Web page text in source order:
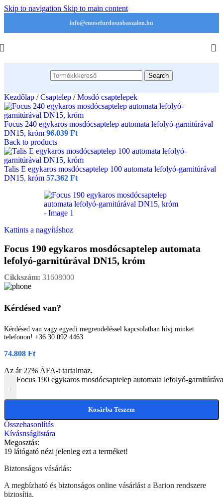
Skip to navigation Skip to main content
info@emesefurdoszobaszalon.hu
Search
Kezdőlap / Csaptelep / Mosdó csaptelepek
Focus 240 egykaros mosdócsaptelep automata lefolyó-garnitúrával
DN15, króm 96.039 Ft
Back to products
Talis E egykaros mosdócsaptelep 100 automata lefolyó-garnitúrával
DN15, króm 57.362 Ft
Kattints a nagyításhoz
Focus 190 egykaros mosdócsaptelep automata
lefolyó-garnitúrával DN15, króm
Cikkszám: 31608000
Kérdésed van?
Kérdésed van vagy egyedi megrendeléssel kapcsolatban hívj minket
telefonon! +36 30 092 4463
74.808 Ft
Az ár 27% ÁFA-t tartalmaz.
-
Focus 190 egykaros mosdócsaptelep automata lefolyó-
Kosárba Teszem
Összehasonlítás
Kívásnságlistára
Megosztás:
19 látógató nézi jelenleg ezt a terméket!
Biztonságos vásárlás:
A megbízható és biztonságos online vásárlást a Barion rendszere
biztosítja.